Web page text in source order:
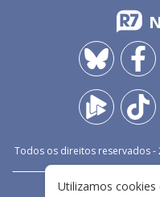
Todos os direitos reservados -
Utilizamos